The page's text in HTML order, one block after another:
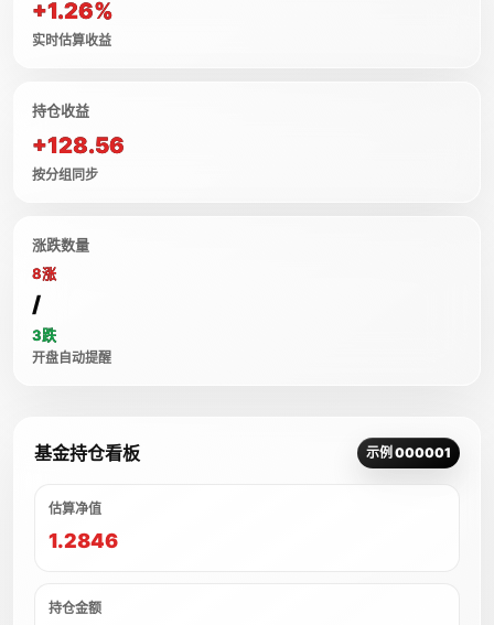
+1.26%
实时估算收益
持仓收益
+128.56
按分组同步
涨跌数量
8涨
/
3跌
开盘自动提醒
基金持仓看板 示例 000001
估算净值
1.2846
持仓金额